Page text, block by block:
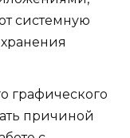
системную
графического
причиной